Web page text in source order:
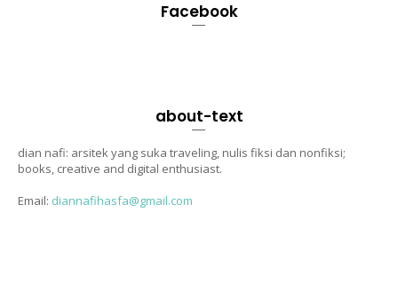
Facebook
about-text
dian nafi: arsitek yang suka traveling, nulis fiksi dan nonfiksi;
books, creative and digital enthusiast.
Email: diannafihasfa@gmail.com